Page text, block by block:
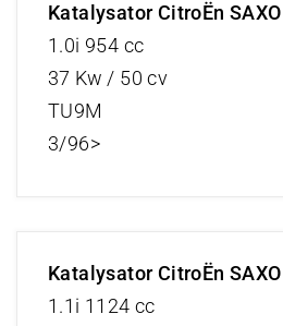
Katalysator CitroËn SAXO
1.0i 954 cc
37 Kw / 50 cv
TU9M
3/96>
Katalysator CitroËn SAXO
1.1i 1124 cc